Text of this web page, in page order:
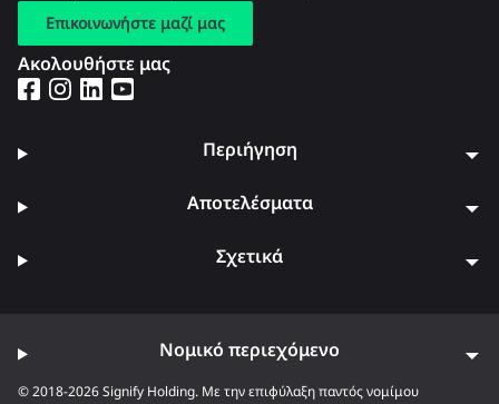
Επικοινωνήστε μαζί μας
Ακολουθήστε μας
Περιήγηση
Αποτελέσματα
Σχετικά
© 2018-2026 Signify Holding. Με την επιφύλαξη παντός νομίμου
Νομικό περιεχόμενο